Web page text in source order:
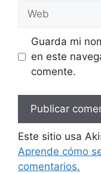
Web
Guarda mi
en este
comente.
Este sitio usa
Aprende cómo
comentarios.